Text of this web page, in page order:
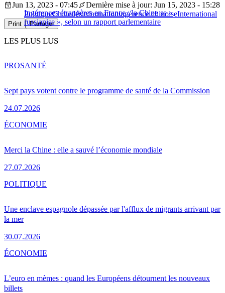
Ingérences étrangères en France : la Chine se «
russianise », selon un rapport parlementaire
Jun 13, 2023 - 07:45
Dernière mise à jour: Jun 15, 2023 - 15:28
PolitiqueChinedésinformationingérence chinoiseInternational
Print Partager
LES PLUS LUS
Sept pays votent contre le programme de santé de la Commission
24.07.2026
PROSANTÉ
Merci la Chine : elle a sauvé l’économie mondiale
27.07.2026
ÉCONOMIE
Une enclave espagnole dépassée par l'afflux de migrants arrivant par
la mer
30.07.2026
POLITIQUE
L’euro en mèmes : quand les Européens détournent les nouveaux
billets
ÉCONOMIE